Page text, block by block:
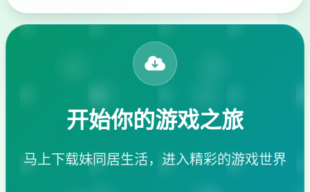
开始你的游戏之旅
马上下载妹同居生活，进入精彩的游戏世界